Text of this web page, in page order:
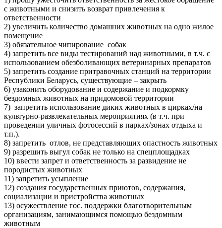
с животными и снизить возврат привлечения к
ответственности
2) увеличить количество домашних животных на одно жилое
помещение
3) обязательное чипирование собак
4) запретить все виды тестирований над животными, в т.ч. с
использованием обезболивающих ветеринарных препаратов
5) запретить создание притравочных станций на территории
Республики Беларусь, существующие – закрыть
6) узаконить оборудование и содержание и подкормку
бездомных животных на придомовой территории
7) запретить использование диких животных в цирках/на
культурно-развлекательных мероприятиях (в т.ч. при
проведении уличных фотосессий в парках/зонах отдыха и
т.п.).
8) запретить отлов, не представляющих опастность животных
9) разрешить выгул собак не только на спецплощадках
10) ввести запрет и ответственность за развидение не
породистых животных
11) запретить усыпление
12) создания государственных приютов, содержания,
социализации и пристройства животных
13) осужествление гос. поддержки благотворительным
организациям, занимающимся помощью бездомным
животным